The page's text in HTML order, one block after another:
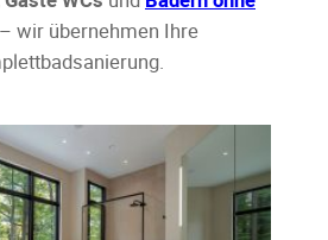
wir übernehmen Ihre